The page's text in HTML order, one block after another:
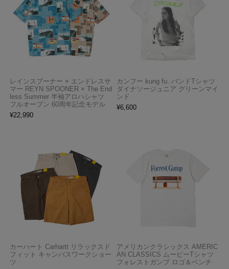
レインスプーナー × エンドレスサ
マー REYN SPOONER × The End
less Summer 半袖アロハシャツ
フルオープン 60周年記念モデル
¥22,990
カンフー kung fu. バンドTシャツ
ダイナソージュニア グリーンマイ
ンド
¥6,600
カーハート Carhartt リラックスド
フィット キャンバスワークショー
ツ
アメリカンクラシックス AMERIC
AN CLASSICS ムービーTシャツ
フォレストガンプ ロゴ＆ベンチ